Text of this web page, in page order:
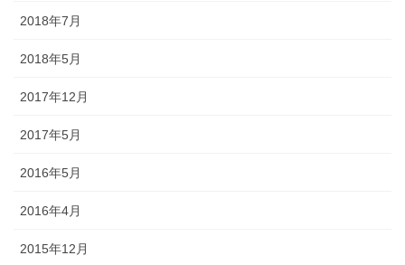
2018年7月
2018年5月
2017年12月
2017年5月
2016年5月
2016年4月
2015年12月